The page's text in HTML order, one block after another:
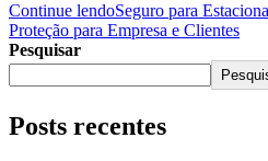
Continue lendoSeguro para
Proteção para Empresa e Clientes
Pesquisar
Posts recentes